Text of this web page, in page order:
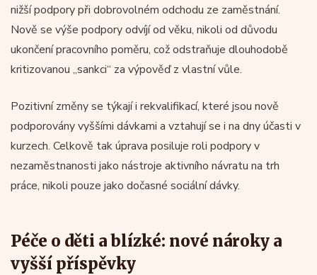
nižší podpory při dobrovolném odchodu ze zaměstnání.
Nově se výše podpory odvíjí od věku, nikoli od důvodu
ukončení pracovního poměru, což odstraňuje dlouhodobě
kritizovanou „sankci“ za výpověď z vlastní vůle.
Pozitivní změny se týkají i rekvalifikací, které jsou nově
podporovány vyššími dávkami a vztahují se i na dny účasti v
kurzech. Celkově tak úprava posiluje roli podpory v
nezaměstnanosti jako nástroje aktivního návratu na trh
práce, nikoli pouze jako dočasné sociální dávky.
Péče o děti a blízké: nové nároky a
vyšší příspěvky